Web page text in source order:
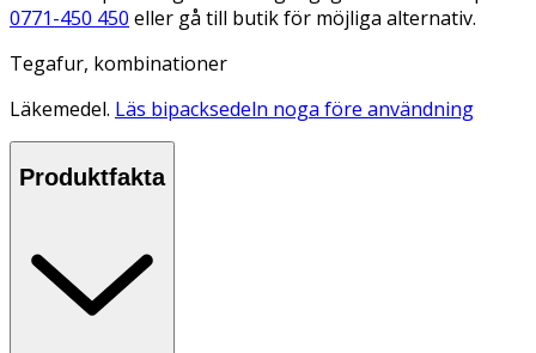
0771-450 450 eller gå till butik för möjliga alternativ.
Tegafur, kombinationer
Läkemedel. Läs bipacksedeln noga före användning
Produktfakta